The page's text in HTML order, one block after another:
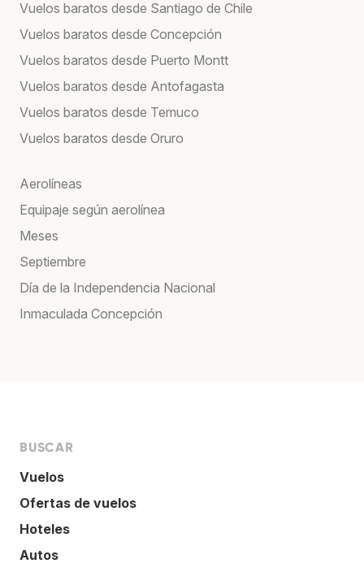
Vuelos baratos desde Santiago de Chile
Vuelos baratos desde Concepción
Vuelos baratos desde Puerto Montt
Vuelos baratos desde Antofagasta
Vuelos baratos desde Temuco
Vuelos baratos desde Oruro
Aerolíneas
Equipaje según aerolínea
Meses
Septiembre
Día de la Independencia Nacional
Inmaculada Concepción
BUSCAR
Vuelos
Ofertas de vuelos
Hoteles
Autos